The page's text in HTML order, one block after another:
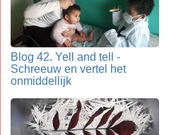
Blog 42. Yell and tell -
Schreeuw en vertel het
onmiddellijk